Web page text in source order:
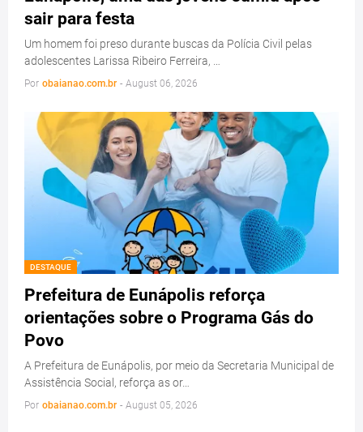
sair para festa
Um homem foi preso durante buscas da Polícia Civil pelas
adolescentes Larissa Ribeiro Ferreira, …
Por obaianao.com.br - August 06, 2026
DESTAQUE
Prefeitura de Eunápolis reforça
orientações sobre o Programa Gás do
Povo
A Prefeitura de Eunápolis, por meio da Secretaria Municipal de
Assistência Social, reforça as or…
Por obaianao.com.br - August 05, 2026